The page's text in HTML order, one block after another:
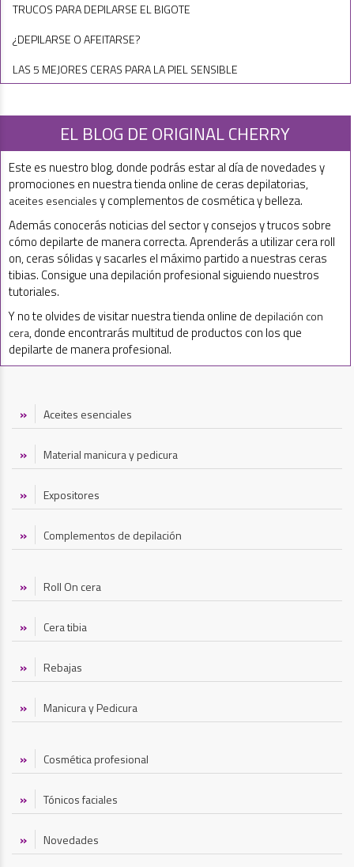
TRUCOS PARA DEPILARSE EL BIGOTE
¿DEPILARSE O AFEITARSE?
LAS 5 MEJORES CERAS PARA LA PIEL SENSIBLE
EL BLOG DE ORIGINAL CHERRY
Este es nuestro blog, donde podrás estar al día de novedades y
promociones en nuestra tienda online de ceras depilatorias,
aceites esencialesy complementos de cosmética y belleza.
Además conocerás noticias del sector y consejos y trucos sobre
cómo depilarte de manera correcta. Aprenderás a utilizar cera roll
on, ceras sólidas y sacarles el máximo partido a nuestras ceras
tibias. Consigue una depilación profesional siguiendo nuestros
tutoriales.
Y no te olvides de visitar nuestra tienda online de depilación con
cera, donde encontrarás multitud de productos con los que
depilarte de manera profesional.
Aceites esenciales
Material manicura y pedicura
Expositores
Complementos de depilación
Roll On cera
Cera tibia
Rebajas
Manicura y Pedicura
Cosmética profesional
Tónicos faciales
Novedades